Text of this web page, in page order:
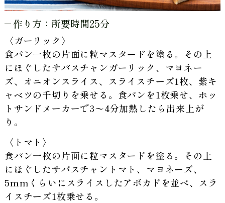
作り方：所要時間25分
〈ガーリック〉
食パン一枚の片面に粒マスタードを塗る。その上
にほぐしたサバスチャンガーリック、マヨネー
ズ、オニオンスライス、スライスチーズ1枚、紫キ
ャベツの千切りを乗せる。食パンを1枚乗せ、ホッ
トサンドメーカーで3〜4分加熱したら出来上が
り。
〈トマト〉
食パン一枚の片面に粒マスタードを塗る。その上
にほぐしたサバスチャントマト、マヨネーズ、
5mmくらいにスライスしたアボカドを並べ、スラ
イスチーズ1枚乗せる。